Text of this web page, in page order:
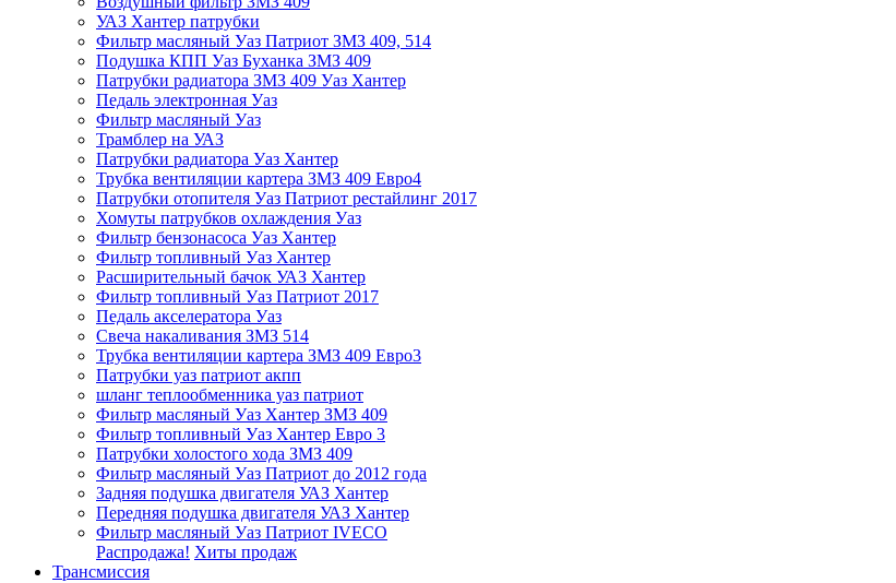
УАЗ Хантер патрубки
Фильтр масляный Уаз Патриот ЗМЗ 409, 514
Подушка КПП Уаз Буханка ЗМЗ 409
Патрубки радиатора ЗМЗ 409 Уаз Хантер
Педаль электронная Уаз
Фильтр масляный Уаз
Трамблер на УАЗ
Патрубки радиатора Уаз Хантер
Трубка вентиляции картера ЗМЗ 409 Евро4
Патрубки отопителя Уаз Патриот рестайлинг 2017
Хомуты патрубков охлаждения Уаз
Фильтр бензонасоса Уаз Хантер
Фильтр топливный Уаз Хантер
Расширительный бачок УАЗ Хантер
Фильтр топливный Уаз Патриот 2017
Педаль акселератора Уаз
Свеча накаливания ЗМЗ 514
Трубка вентиляции картера ЗМЗ 409 Евро3
Патрубки уаз патриот акпп
шланг теплообменника уаз патриот
Фильтр масляный Уаз Хантер ЗМЗ 409
Фильтр топливный Уаз Хантер Евро 3
Патрубки холостого хода ЗМЗ 409
Фильтр масляный Уаз Патриот до 2012 года
Задняя подушка двигателя УАЗ Хантер
Передняя подушка двигателя УАЗ Хантер
Фильтр масляный Уаз Патриот IVECO
Распродажа! Хиты продаж
Трансмиссия